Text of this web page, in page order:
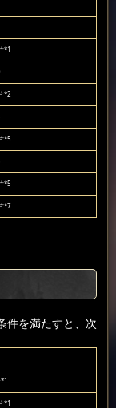
*1
*2
*5
*5
*7
件を満たすと、次
*1